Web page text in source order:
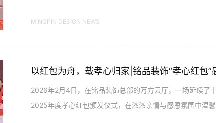
MINGPIN DESIGN NEWS
以红包为舟，载孝心归家|铭品装饰“孝心红包
2026年2月4日，在铭品装饰总部的万方云厅，一场延续
2025年度孝心红包颁发仪式，在浓浓亲情与感恩氛围中温